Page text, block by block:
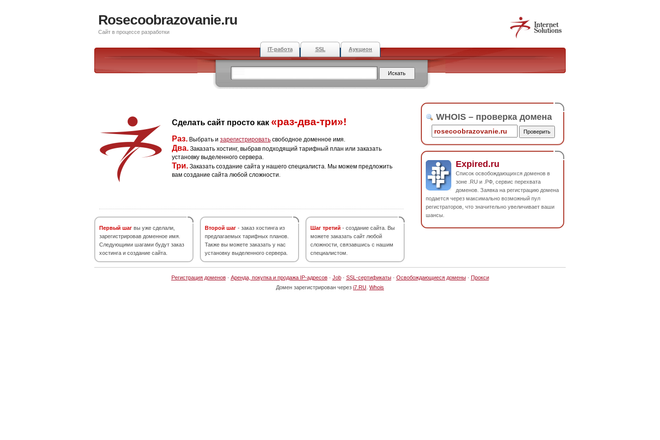
Rosecoobrazovanie.ru
Сайт в процессе разработки
IT-работа SSL Аукцион
Сделать сайт просто как «раз-два-три»!
Раз. Выбрать и зарегистрировать свободное доменное имя.
Два. Заказать хостинг, выбрав подходящий тарифный план или заказать
установку выделенного сервера.
Три. Заказать создание сайта у нашего специалиста. Мы можем предложить
вам создание сайта любой сложности.
Первый шаг вы уже сделали,
зарегистрировав доменное имя.
Следующими шагами будут заказ
хостинга и создание сайта.
Второй шаг - заказ хостинга из
предлагаемых тарифных планов.
Также вы можете заказать у нас
установку выделенного сервера.
Шаг третий - создание сайта. Вы
можете заказать сайт любой
сложности, связавшись с нашим
специалистом.
WHOIS – проверка домена
Expired.ru
Список освобождающихся доменов в
зоне .RU и .РФ, сервис перехвата
доменов. Заявка на регистрацию домена
подается через максимально возможный пул
регистраторов, что значительно увеличивает ваши
шансы.
Регистрация доменов· Аренда, покупка и продажа IP-адресов· Job· SSL-сертификаты· Освобождающиеся домены· Прокси
Домен зарегистрирован через i7.RU Whois